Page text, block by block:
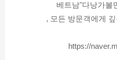
베트남"다낭가볼
, 모든 방문객에게
https://